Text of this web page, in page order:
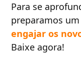
Para se
preparamos
engajar os
Baixe agora!